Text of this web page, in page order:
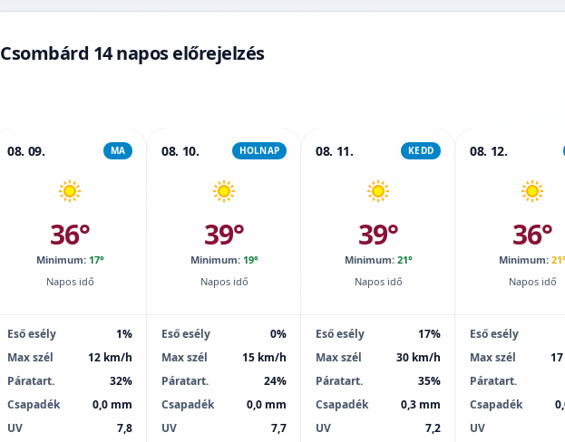
Csombárd 14 napos előrejelzés
08. 09. MA
36°
Minimum: 17°
Napos idő
Eső esély
1%
Max szél
12 km/h
Páratart.
32%
Csapadék
0,0 mm
UV
7,8
08. 10. HOLNAP
39°
Minimum: 19°
Napos idő
Eső esély
0%
Max szél
15 km/h
Páratart.
24%
Csapadék
0,0 mm
UV
7,7
08. 11. KEDD
39°
Minimum: 21°
Napos idő
Eső esély
17%
Max szél
30 km/h
Páratart.
35%
Csapadék
0,3 mm
UV
7,2
08. 12.
36°
Minimum:
Napos idő
Eső esély
Max szél
Páratart.
Csapadék
UV